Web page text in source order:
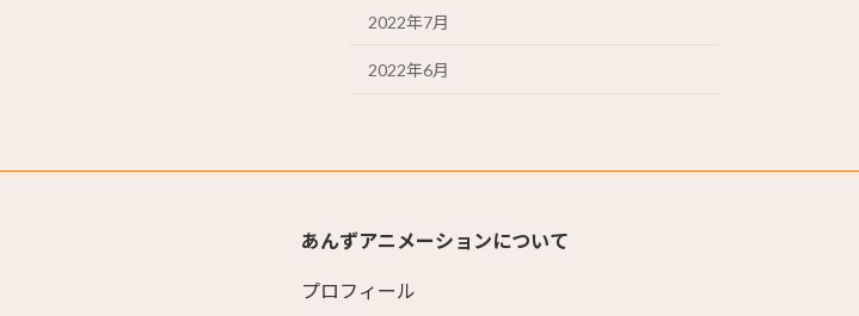
2022年7月
2022年6月
あんずアニメーションについて
プロフィール